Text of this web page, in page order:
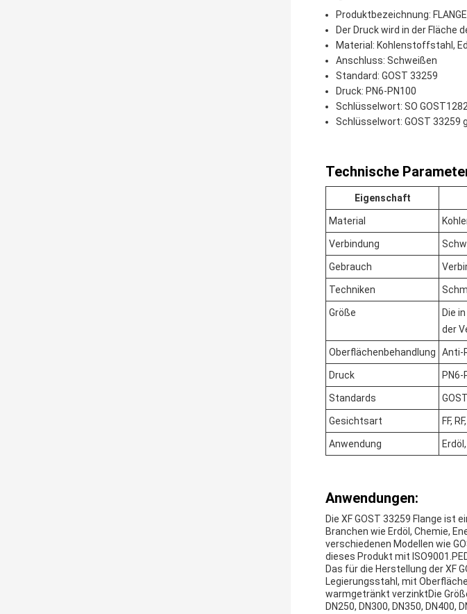
Produktbezeichnung:
Der Druck wird in der Fläche
Material: Kohlenstoffstahl,
Anschluss: Schweißen
Standard: GOST 33259
Druck: PN6-PN100
Schlüsselwort: SO
Schlüsselwort: GOST
Technische
Eigenschaft
Material
Verbindung
Gebrauch
Techniken
Größe
Die
der
Oberflächenbehandlung Anti-
Druck PN6-
Standards
Gesichtsart FF,
Anwendung
Anwendungen:
Die XF GOST 33259 Flange ist
Branchen wie Erdöl, Chemie,
verschiedenen Modellen wie
dieses Produkt mit
Das für die Herstellung der XF
Legierungsstahl, mit
warmgetränkt verzinktDie
DN250, DN300, DN350, DN400,